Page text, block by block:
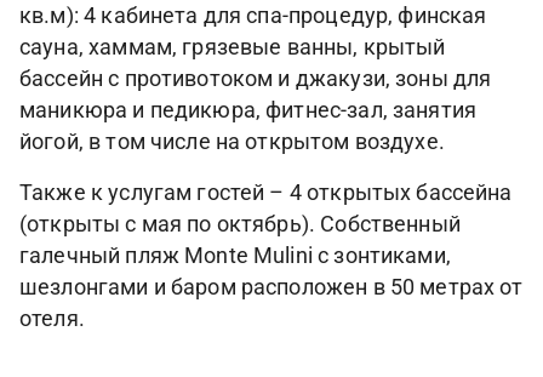
кв.м): 4 кабинета для спа-процедур, финская
сауна, хаммам, грязевые ванны, крытый
бассейн с противотоком и джакузи, зоны для
маникюра и педикюра, фитнес-зал, занятия
йогой, в том числе на открытом воздухе.
Также к услугам гостей – 4 открытых бассейна
(открыты с мая по октябрь). Собственный
галечный пляж Monte Mulini с зонтиками,
шезлонгами и баром расположен в 50 метрах от
отеля.